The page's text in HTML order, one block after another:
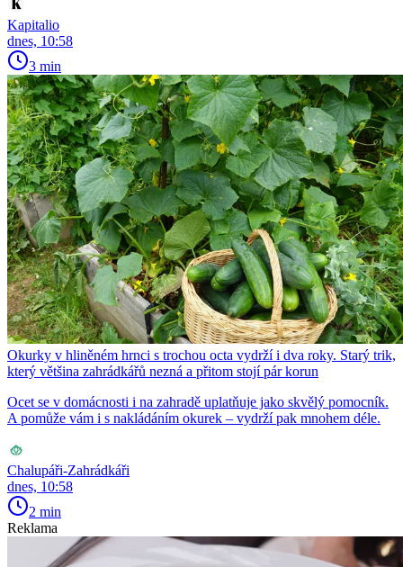
Kapitalio
dnes, 10:58
3 min
Okurky v hliněném hrnci s trochou octa vydrží i dva roky. Starý trik,
který většina zahrádkářů nezná a přitom stojí pár korun
Ocet se v domácnosti i na zahradě uplatňuje jako skvělý pomocník.
A pomůže vám i s nakládáním okurek – vydrží pak mnohem déle.
Chalupáři-Zahrádkáři
dnes, 10:58
2 min
Reklama